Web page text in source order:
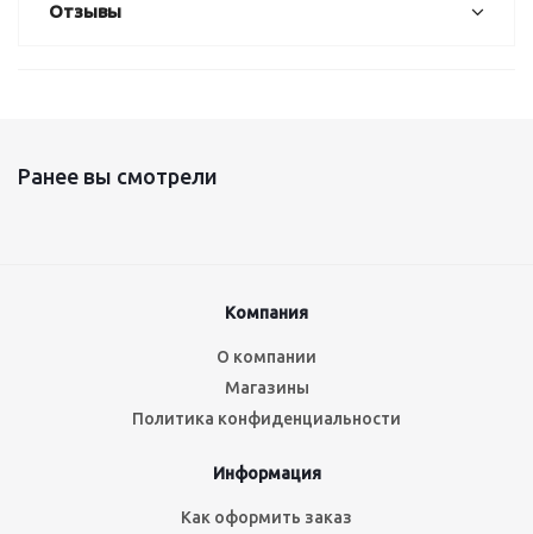
Отзывы
Ранее вы смотрели
Компания
О компании
Магазины
Политика конфиденциальности
Информация
Как оформить заказ